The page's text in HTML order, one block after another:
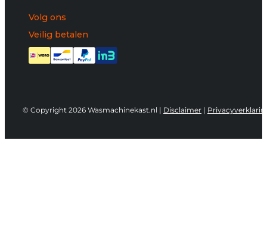
Volg ons
Veilig betalen
© Copyright 2026 Wasmachinekast.nl | Disclaimer |